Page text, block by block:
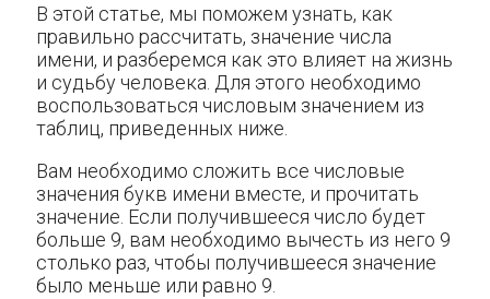
В этой статье, мы поможем узнать, как
правильно рассчитать, значение числа
имени, и разберемся как это влияет на жизнь
и судьбу человека. Для этого необходимо
воспользоваться числовым значением из
таблиц, приведенных ниже.
Вам необходимо сложить все числовые
значения букв имени вместе, и прочитать
значение. Если получившееся число будет
больше 9, вам необходимо вычесть из него 9
столько раз, чтобы получившееся значение
было меньше или равно 9.